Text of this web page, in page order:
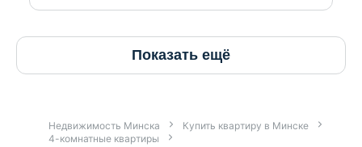
Показать ещё
Недвижимость Минска
Купить квартиру в Минске
4-комнатные квартиры